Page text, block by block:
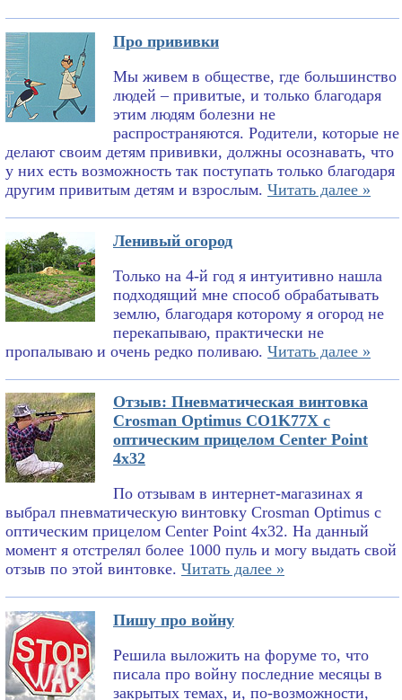
Про прививки
Мы живем в обществе, где большинство
людей – привитые, и только благодаря
этим людям болезни не
распространяются. Родители, которые не
делают своим детям прививки, должны осознавать, что
у них есть возможность так поступать только благодаря
другим привитым детям и взрослым. Читать далее »
Ленивый огород
Только на 4-й год я интуитивно нашла
подходящий мне способ обрабатывать
землю, благодаря которому я огород не
перекапываю, практически не
пропалываю и очень редко поливаю. Читать далее »
Отзыв: Пневматическая винтовка
Crosman Optimus CO1K77X с
оптическим прицелом Center Point
4x32
По отзывам в интернет-магазинах я
выбрал пневматическую винтовку Crosman Optimus с
оптическим прицелом Center Point 4x32. На данный
момент я отстрелял более 1000 пуль и могу выдать свой
отзыв по этой винтовке. Читать далее »
Пишу про войну
Решила выложить на форуме то, что
писала про войну последние месяцы в
закрытых темах, и, по-возможности,